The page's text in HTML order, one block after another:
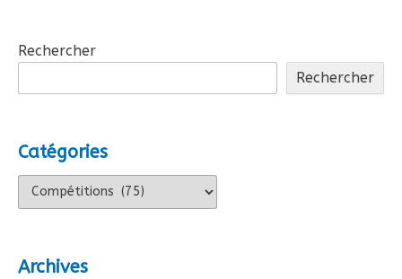
Rechercher
Rechercher
Catégories
Catégories
Archives